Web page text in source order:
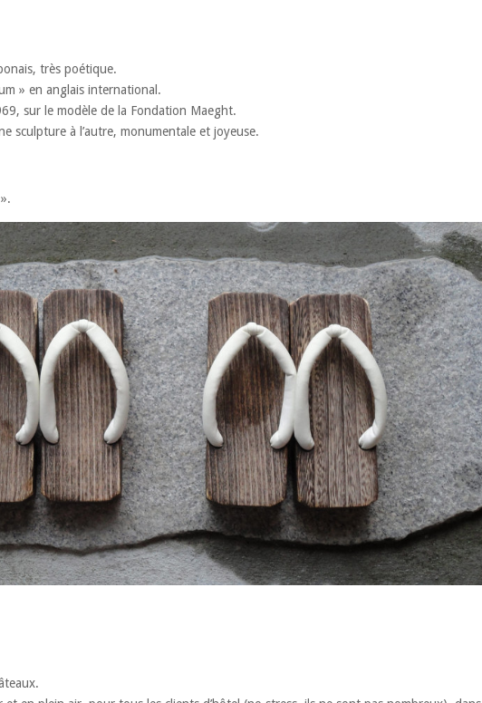
très poétique.
» en anglais international.
sur le modèle de la Fondation Maeght.
sculpture à l’autre, monumentale et joyeuse.